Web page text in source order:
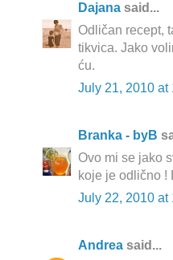
Dajana said...
Odličan recept,
tikvica. Jako
ću.
July 21, 2010 at
Branka - byB
Ovo mi se jako
koje je odlično !
July 22, 2010 at
Andrea said...